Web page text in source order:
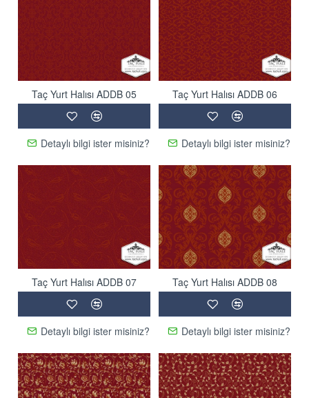
Taç Yurt Halısı ADDB 05
Detaylı bilgi ister misiniz?
Taç Yurt Halısı ADDB 06
Detaylı bilgi ister misiniz?
Taç Yurt Halısı ADDB 07
Detaylı bilgi ister misiniz?
Taç Yurt Halısı ADDB 08
Detaylı bilgi ister misiniz?